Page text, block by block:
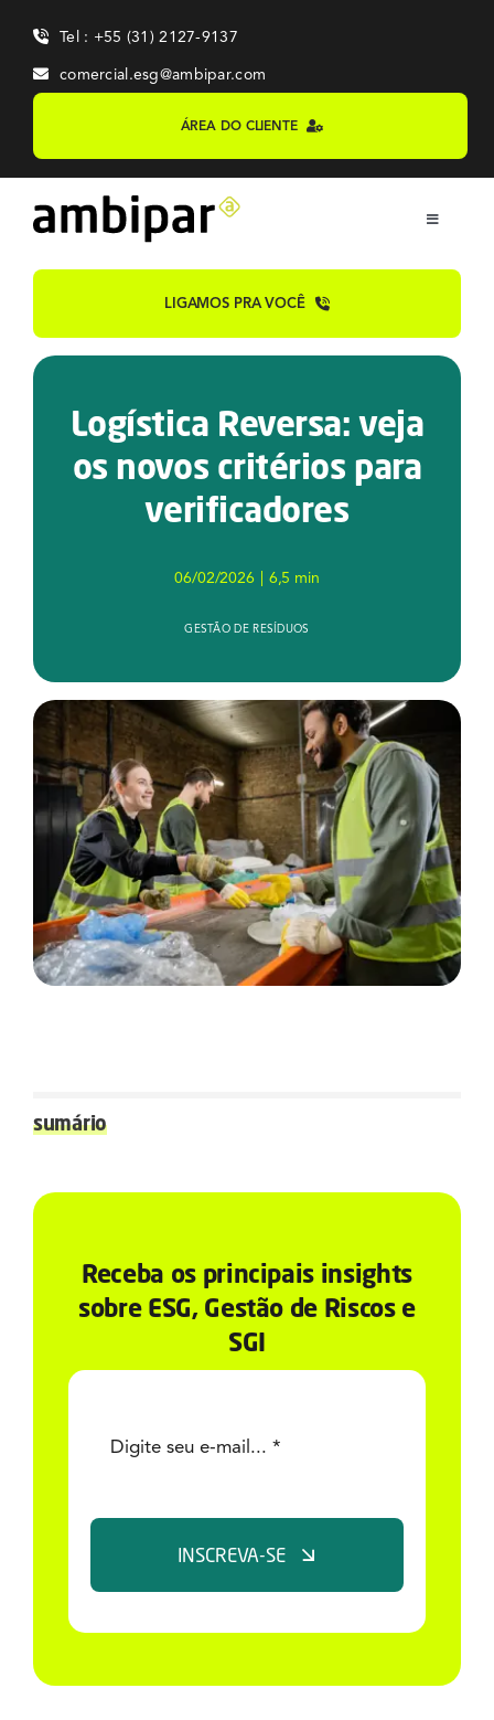
content
Tel : +55 (31) 2127-9137
comercial.esg@ambipar.com
ÁREA DO CLIENTE
Toggle
Home
Contato
LIGAMOS PRA VOCÊ
Logística Reversa: veja
os novos critérios para
verificadores
06/02/2026 6,5 min
GESTÃO DE RESÍDUOS
sumário
Receba os principais insights
sobre ESG, Gestão de Riscos e
SGI
INSCREVA-SE